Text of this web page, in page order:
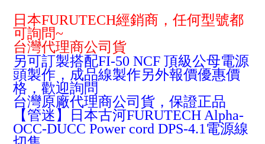
日本FURUTECH經銷商，任何型號都
可詢問~
台灣代理商公司貨
另可訂製搭配FI-50 NCF 頂級公母電源
頭製作，成品線製作另外報價優惠價
格，歡迎詢問
台灣原廠代理商公司貨，保證正品
【管迷】日本古河FURUTECH Alpha-
OCC-DUCC Power cord DPS-4.1電源線